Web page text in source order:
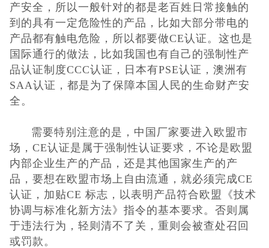
CE认证
欧盟认证
ROHS认证
ECE认证
低压电器3C认
证
ISO体系认证
美国认证
产安全，所以一般针对的都是老百姓日常接触的
到的具有一定危险性的产品，比如大部分带电的
产品都有触电危险，所以都要做CE认证。这也是
国际通行的做法，比如我国也有自己的强制性产
品认证制度CCC认证，日本有PSE认证，澳洲有
SAA认证，都是为了保障本国人民的生命财产安
全。
需要特别注意的是，中国厂家要进入欧盟市
场，CE认证是属于强制性认证要求，不论是欧盟
内部企业生产的产品，还是其他国家生产的产
品，要想在欧盟市场上自由流通，就必须完成CE
认证，加贴CE 标志，以表明产品符合欧盟《技术
协调与标准化新方法》指令的基本要求。否则属
于违法行为，轻则清不了关，重则会被查处召回
或罚款。